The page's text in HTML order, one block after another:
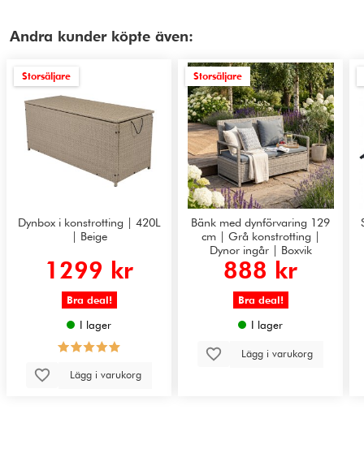
Andra kunder köpte även:
Storsäljare
Dynbox i konstrotting | 420L
| Beige
1299 kr
Bra deal!
I lager
Lägg i varukorg
Storsäljare
Bänk med dynförvaring 129
cm | Grå konstrotting |
Dynor ingår | Boxvik
888 kr
Bra deal!
I lager
Lägg i varukorg